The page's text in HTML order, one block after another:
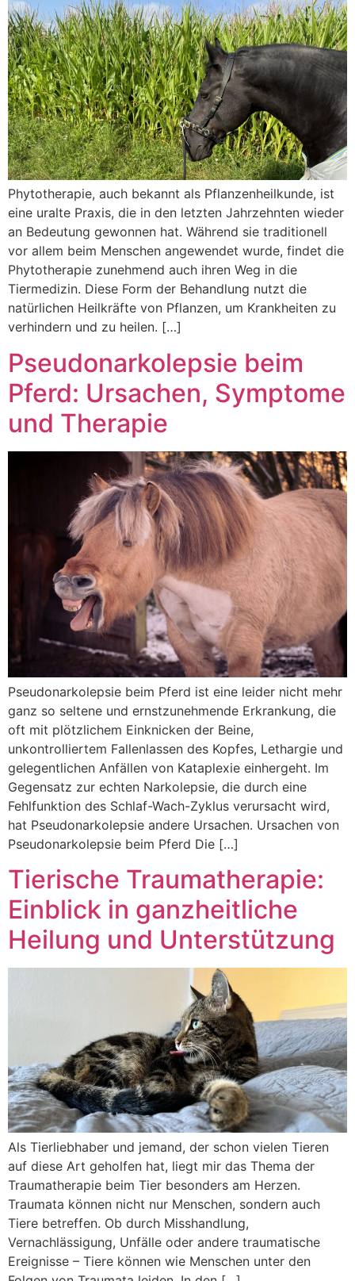
Phytotherapie, auch bekannt als Pflanzenheilkunde, ist
eine uralte Praxis, die in den letzten Jahrzehnten wieder
an Bedeutung gewonnen hat. Während sie traditionell
vor allem beim Menschen angewendet wurde, findet die
Phytotherapie zunehmend auch ihren Weg in die
Tiermedizin. Diese Form der Behandlung nutzt die
natürlichen Heilkräfte von Pflanzen, um Krankheiten zu
verhindern und zu heilen. […]
Pseudonarkolepsie beim
Pferd: Ursachen, Symptome
und Therapie
Pseudonarkolepsie beim Pferd ist eine leider nicht mehr
ganz so seltene und ernstzunehmende Erkrankung, die
oft mit plötzlichem Einknicken der Beine,
unkontrolliertem Fallenlassen des Kopfes, Lethargie und
gelegentlichen Anfällen von Kataplexie einhergeht. Im
Gegensatz zur echten Narkolepsie, die durch eine
Fehlfunktion des Schlaf-Wach-Zyklus verursacht wird,
hat Pseudonarkolepsie andere Ursachen. Ursachen von
Pseudonarkolepsie beim Pferd Die […]
Tierische Traumatherapie:
Einblick in ganzheitliche
Heilung und Unterstützung
Als Tierliebhaber und jemand, der schon vielen Tieren
auf diese Art geholfen hat, liegt mir das Thema der
Traumatherapie beim Tier besonders am Herzen.
Traumata können nicht nur Menschen, sondern auch
Tiere betreffen. Ob durch Misshandlung,
Vernachlässigung, Unfälle oder andere traumatische
Ereignisse – Tiere können wie Menschen unter den